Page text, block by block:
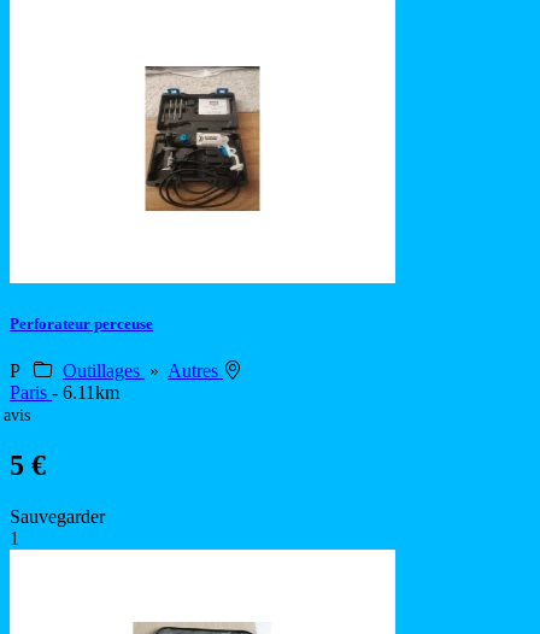
Perforateur perceuse
P Outillages » Autres
Paris - 6.11km
avis
5 €
Sauvegarder
1